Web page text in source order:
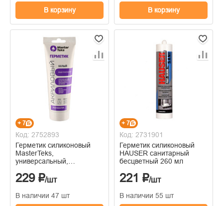
В корзину В корзину
+ 7
Код: 2752893
Герметик силиконовый
MasterTeks,
универсальный,
229 ₽/шт
В наличии 47 шт
+ 7
Код: 2731901
Герметик силиконовый
HAUSER санитарный
бесцветный 260 мл
221 ₽/шт
В наличии 55 шт